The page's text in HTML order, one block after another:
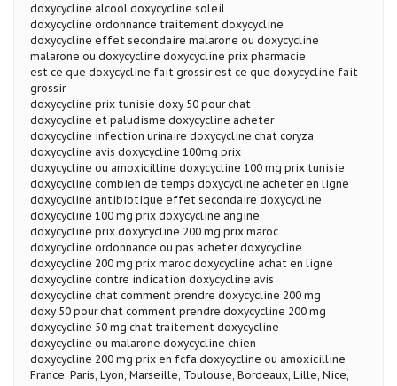
doxycycline alcool doxycycline soleil
doxycycline ordonnance traitement doxycycline
doxycycline effet secondaire malarone ou doxycycline
malarone ou doxycycline doxycycline prix pharmacie
est ce que doxycycline fait grossir est ce que doxycycline fait
grossir
doxycycline prix tunisie doxy 50 pour chat
doxycycline et paludisme doxycycline acheter
doxycycline infection urinaire doxycycline chat coryza
doxycycline avis doxycycline 100mg prix
doxycycline ou amoxicilline doxycycline 100 mg prix tunisie
doxycycline combien de temps doxycycline acheter en ligne
doxycycline antibiotique effet secondaire doxycycline
doxycycline 100 mg prix doxycycline angine
doxycycline prix doxycycline 200 mg prix maroc
doxycycline ordonnance ou pas acheter doxycycline
doxycycline 200 mg prix maroc doxycycline achat en ligne
doxycycline contre indication doxycycline avis
doxycycline chat comment prendre doxycycline 200 mg
doxy 50 pour chat comment prendre doxycycline 200 mg
doxycycline 50 mg chat traitement doxycycline
doxycycline ou malarone doxycycline chien
doxycycline 200 mg prix en fcfa doxycycline ou amoxicilline
France: Paris, Lyon, Marseille, Toulouse, Bordeaux, Lille, Nice,